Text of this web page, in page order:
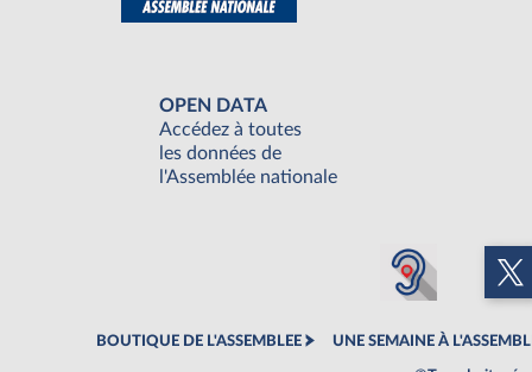
OPEN DATA
Accédez à toutes
les données de
l'Assemblée nationale
BOUTIQUE DE L'ASSEMBLEE UNE SEMAINE À